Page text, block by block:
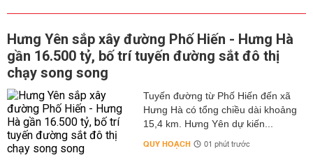
Hưng Yên sắp xây đường Phố Hiến - Hưng Hà
gần 16.500 tỷ, bố trí tuyến đường sắt đô thị
chạy song song
Tuyến đường từ Phố Hiến đến xã
Hưng Hà có tổng chiều dài khoảng
15,4 km. Hưng Yên dự kiến...
QUY HOẠCH 01 phút trước